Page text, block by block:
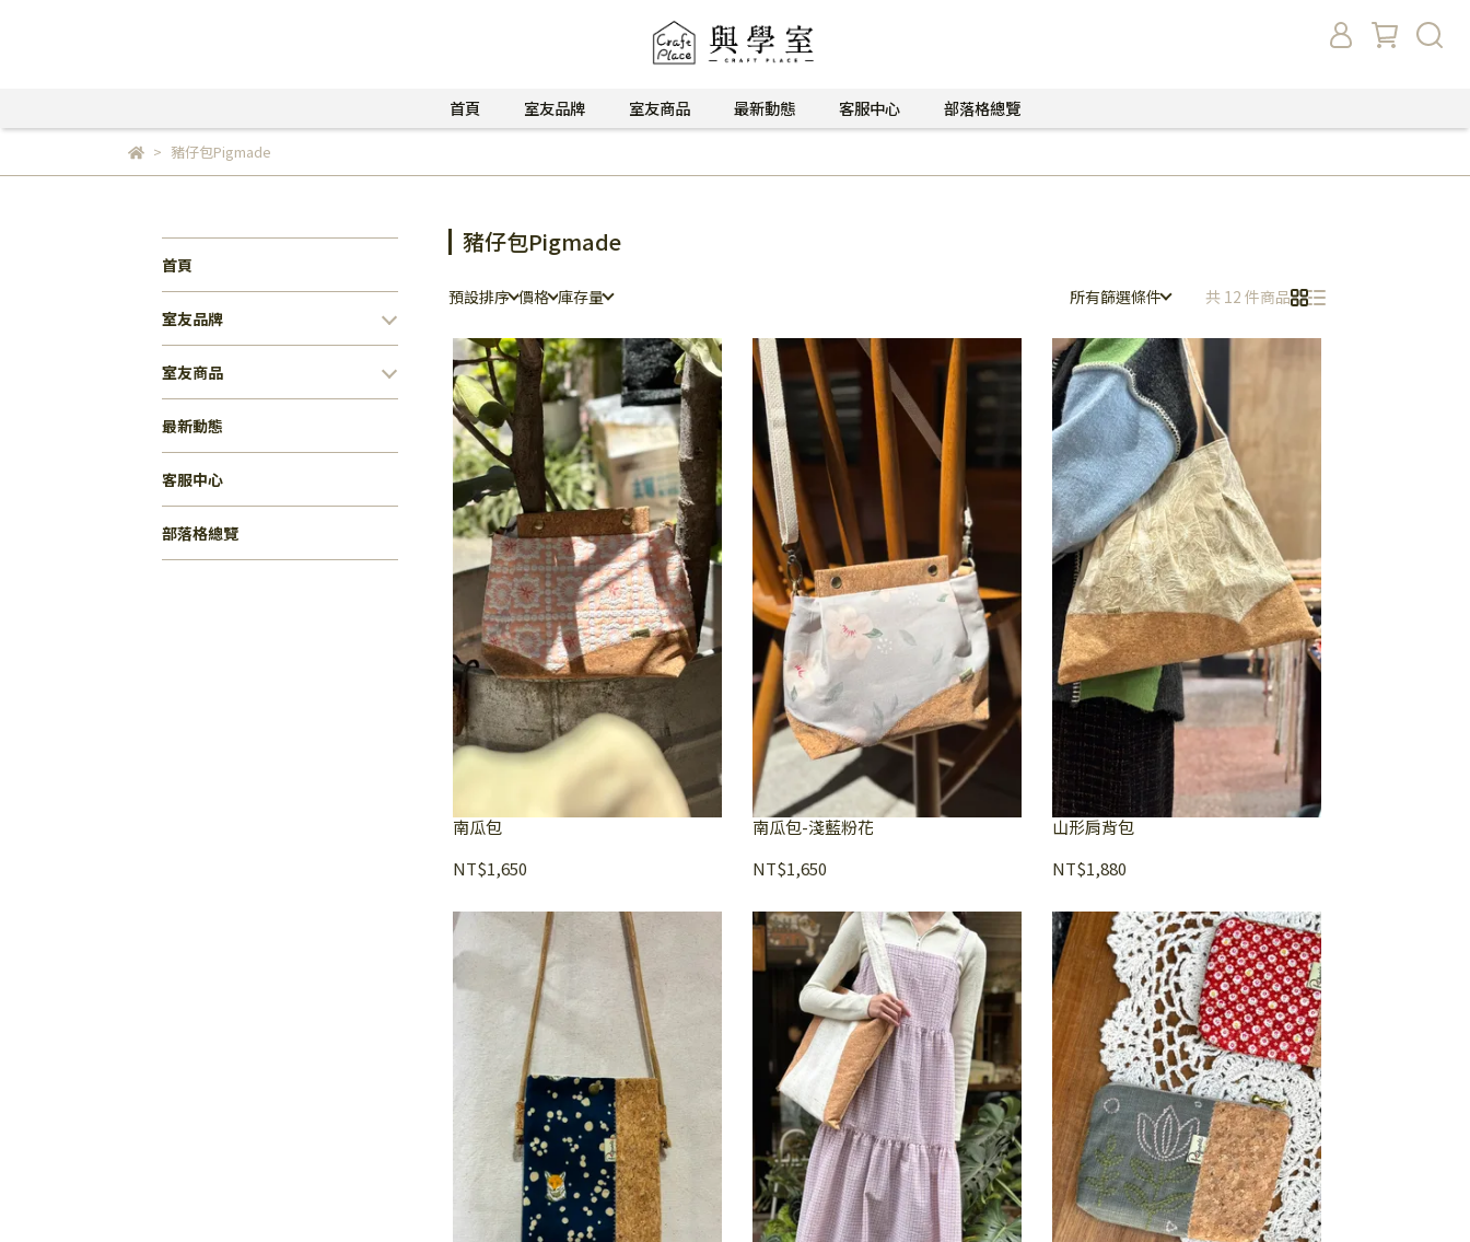
首頁 室友品牌 室友商品 最新動態 客服中心 部落格總覽
豬仔包Pigmade
首頁
室友品牌
室友商品
最新動態
客服中心
部落格總覽
豬仔包Pigmade
預設排序 價格 庫存量 所有篩選條件 共 12 件商品
南瓜包
NT$1,650
南瓜包-淺藍粉花
NT$1,650
山形肩背包
NT$1,880